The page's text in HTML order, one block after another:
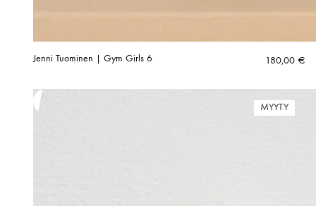
Jenni Tuominen | Gym Girls 6 180,00 €
MYYTY